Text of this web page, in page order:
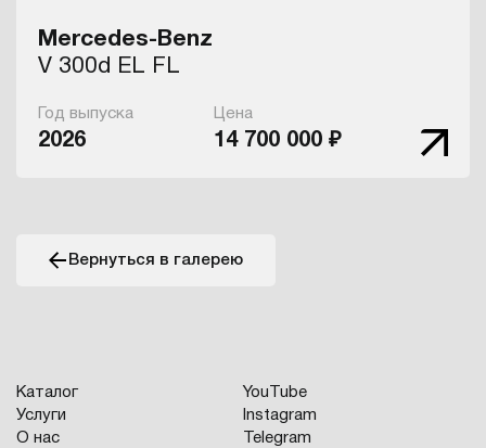
Mercedes-Benz
V 300d EL FL
Год выпуска
2026
Цена
14 700 000 ₽
Вернуться в галерею
Каталог
Услуги
О нас
YouTube
Instagram
Telegram